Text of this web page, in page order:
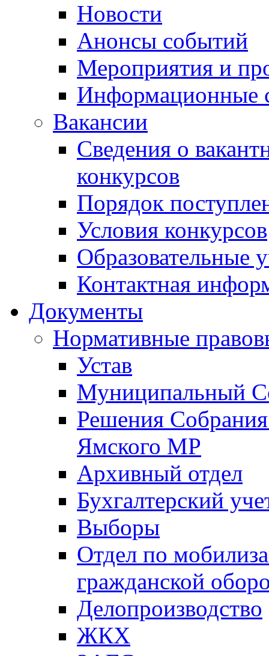
Новости
Анонсы событий
Мероприятия и
Информационные
Вакансии
Сведения о
конкурсов
Порядок
Условия конкурсов
Образовательные
Контактная
Документы
Нормативные
Устав
Муниципальный
Решения
Ямского МР
Архивный отдел
Бухгалтерский
Выборы
Отдел по
гражданской
Делопроизводство
ЖКХ